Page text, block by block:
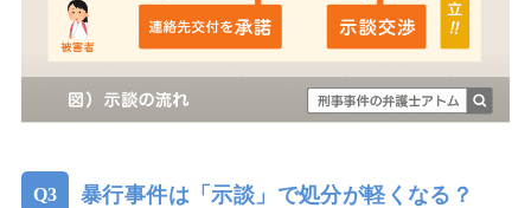
暴行事件は「示談」で処分が軽くなる？